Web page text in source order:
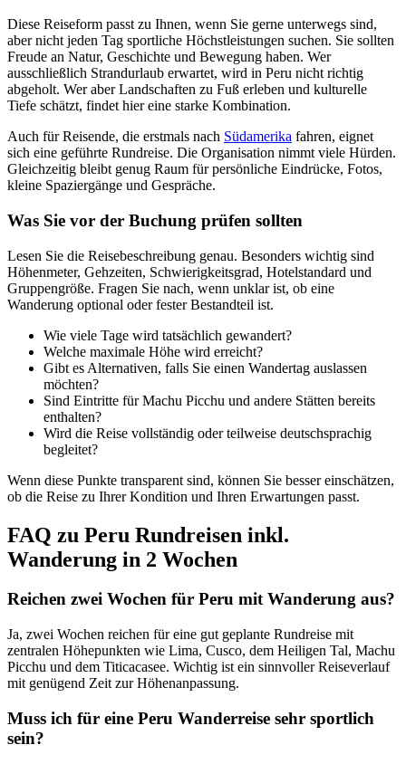
Diese Reiseform passt zu Ihnen, wenn Sie gerne unterwegs sind,
aber nicht jeden Tag sportliche Höchstleistungen suchen. Sie sollten
Freude an Natur, Geschichte und Bewegung haben. Wer
ausschließlich Strandurlaub erwartet, wird in Peru nicht richtig
abgeholt. Wer aber Landschaften zu Fuß erleben und kulturelle
Tiefe schätzt, findet hier eine starke Kombination.
Auch für Reisende, die erstmals nach Südamerika fahren, eignet
sich eine geführte Rundreise. Die Organisation nimmt viele Hürden.
Gleichzeitig bleibt genug Raum für persönliche Eindrücke, Fotos,
kleine Spaziergänge und Gespräche.
Was Sie vor der Buchung prüfen sollten
Lesen Sie die Reisebeschreibung genau. Besonders wichtig sind
Höhenmeter, Gehzeiten, Schwierigkeitsgrad, Hotelstandard und
Gruppengröße. Fragen Sie nach, wenn unklar ist, ob eine
Wanderung optional oder fester Bestandteil ist.
Wie viele Tage wird tatsächlich gewandert?
Welche maximale Höhe wird erreicht?
Gibt es Alternativen, falls Sie einen Wandertag auslassen
möchten?
Sind Eintritte für Machu Picchu und andere Stätten bereits
enthalten?
Wird die Reise vollständig oder teilweise deutschsprachig
begleitet?
Wenn diese Punkte transparent sind, können Sie besser einschätzen,
ob die Reise zu Ihrer Kondition und Ihren Erwartungen passt.
FAQ zu Peru Rundreisen inkl.
Wanderung in 2 Wochen
Reichen zwei Wochen für Peru mit Wanderung aus?
Ja, zwei Wochen reichen für eine gut geplante Rundreise mit
zentralen Höhepunkten wie Lima, Cusco, dem Heiligen Tal, Machu
Picchu und dem Titicacasee. Wichtig ist ein sinnvoller Reiseverlauf
mit genügend Zeit zur Höhenanpassung.
Muss ich für eine Peru Wanderreise sehr sportlich
sein?